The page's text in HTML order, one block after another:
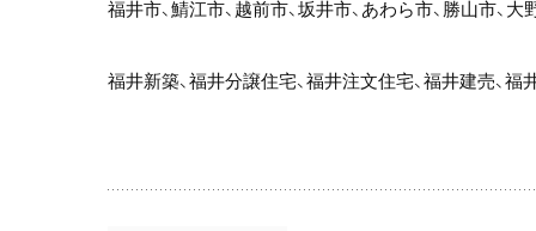
福井市、鯖江市、越前市、坂井市、あわら市、勝山市、
福井新築、福井分譲住宅、福井注文住宅、福井建売、福